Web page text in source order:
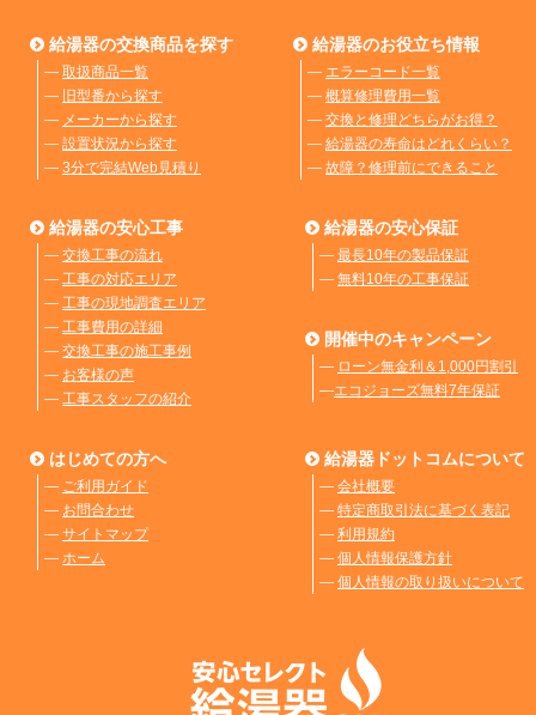
給湯器の交換商品を探す
― 取扱商品一覧
― 旧型番から探す
― メーカーから探す
― 設置状況から探す
― 3分で完結Web見積り
給湯器のお役立ち情報
― エラーコード一覧
― 概算修理費用一覧
― 交換と修理どちらがお得？
― 給湯器の寿命はどれくらい？
― 故障？修理前にできること
給湯器の安心工事
― 交換工事の流れ
― 工事の対応エリア
― 工事の現地調査エリア
― 工事費用の詳細
― 交換工事の施工事例
― お客様の声
― 工事スタッフの紹介
給湯器の安心保証
― 最長10年の製品保証
― 無料10年の工事保証
開催中のキャンペーン
― ローン無金利＆1,000円割引
―エコジョーズ無料7年保証
はじめての方へ
― ご利用ガイド
― お問合わせ
― サイトマップ
― ホーム
給湯器ドットコムについて
― 会社概要
― 特定商取引法に基づく表記
― 利用規約
― 個人情報保護方針
― 個人情報の取り扱いについて